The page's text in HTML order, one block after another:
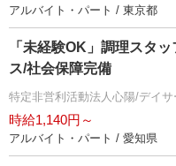
アルバイト・パート / 東京都
「未経験OK」調理スタ
ス/社会保障完備
特定非営利活動法人心陽/デイ
時給1,140円～
アルバイト・パート / 愛知県